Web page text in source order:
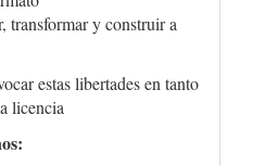
transformar y construir a
estas libertades en tanto
licencia